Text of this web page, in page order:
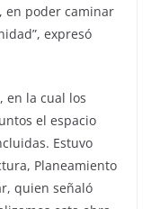
en poder caminar
expresó
en la cual los
el espacio
Estuvo
Planeamiento
quien señaló